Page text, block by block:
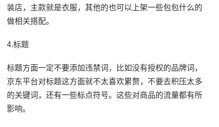
装店，主款就是衣服，其他的也可以上架一些包包什么的
做相关搭配。
4.标题
标题方面一定不要添加违禁词，比如没有授权的品牌词，
京东平台对标题这方面就不太喜欢累赘，不要去积压太多
的关键词，还有一些标点符号。这些对商品的流量都有所
影响。